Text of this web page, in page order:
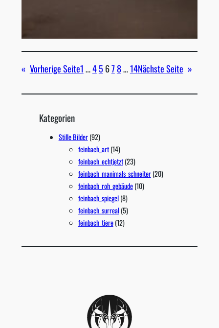
« Vorherige Seite1 …45 678…14Nächste Seite »
Kategorien
Stille Bilder(92)
feinbach_art(14)
feinbach_echtjetzt(23)
feinbach_manimals_schneiter(20)
feinbach_roh_gebäude(10)
feinbach_spiegel(8)
feinbach_surreal(5)
feinbach_tiere(12)